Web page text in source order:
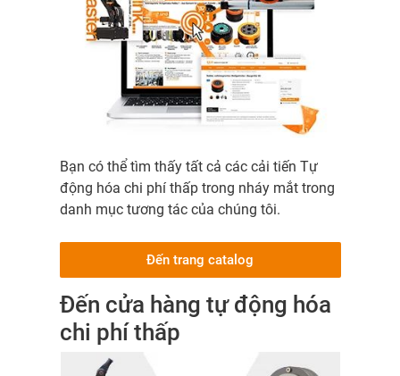
Bạn có thể tìm thấy tất cả các cải tiến Tự
động hóa chi phí thấp trong nháy mắt trong
danh mục tương tác của chúng tôi.
Đến trang catalog
Đến cửa hàng tự động hóa
chi phí thấp